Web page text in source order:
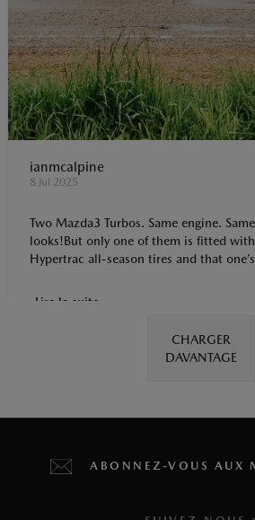
ianmcalpine
8 Jul 2025
Two Mazda3 Turbos. Same engine.
looks!But only one of them is fitted with
Hypertrac all-season tires and that
Lire la suite
CHARGER
DAVANTAGE
ABONNEZ-VOUS AUX